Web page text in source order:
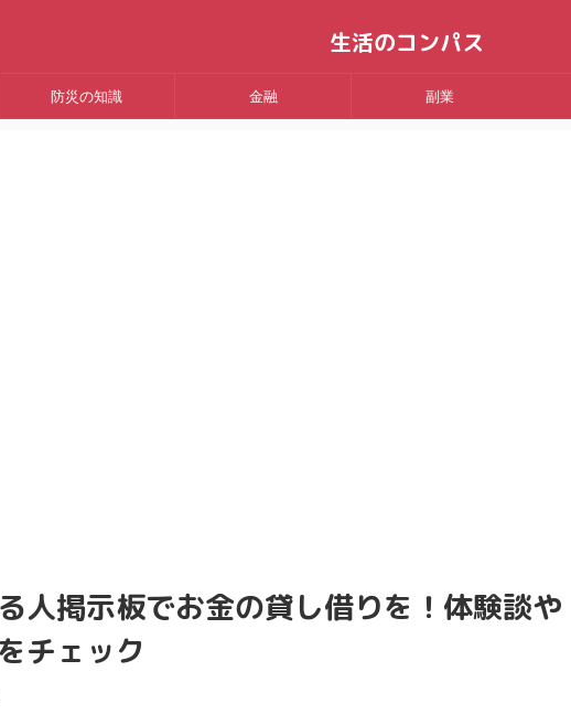
生活のコンパス
防災の知識 金融 副業
人掲示板でお金の貸し借りを！体験談や
チェック